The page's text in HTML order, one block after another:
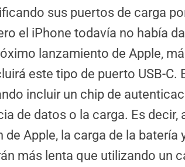
sus puertos de carga
el iPhone todavía no había
lanzamiento de Apple,
este tipo de puerto USB-C.
incluir un chip de
de datos o la carga. Es decir,
Apple, la carga de la batería
más lenta que utilizando un